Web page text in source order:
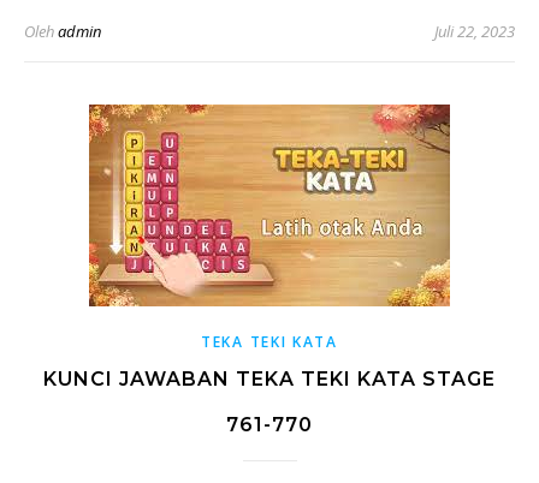
Olehadmin Juli 22, 2023
TEKA TEKI KATA
KUNCI JAWABAN TEKA TEKI KATA STAGE
761-770